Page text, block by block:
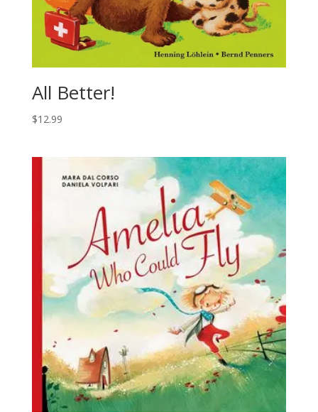
All Better!
$12.99